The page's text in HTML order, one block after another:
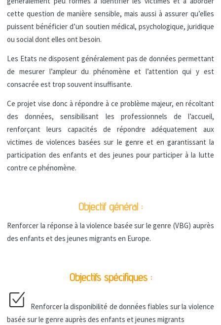
cette question de manière sensible, mais aussi à assurer qu’elles
puissent bénéficier d’un soutien médical, psychologique, juridique
ou social dont elles ont besoin.
Les Etats ne disposent généralement pas de données permettant
de mesurer l’ampleur du phénomène et l’attention qui y est
consacrée est trop souvent insuffisante.
Ce projet vise donc à répondre à ce problème majeur, en récoltant
des données, sensibilisant les professionnels de l’accueil,
renforçant leurs capacités de répondre adéquatement aux
victimes de violences basées sur le genre et en garantissant la
participation des enfants et des jeunes pour participer à la lutte
contre ce phénomène.
Objectif général :
Renforcer la réponse à la violence basée sur le genre (VBG) auprès
des enfants et des jeunes migrants en Europe.
Objectifs spécifiques :
Renforcer la disponibilité de données fiables sur la violence
basée sur le genre auprès des enfants et jeunes migrants